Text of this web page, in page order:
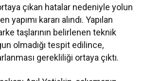
çıkan hatalar nedeniyle yolun
yapımı kararı alındı. Yapılan
taşlarının belirlenen teknik
olmadığı tespit edilince,
gerekliliği ortaya çıktı.